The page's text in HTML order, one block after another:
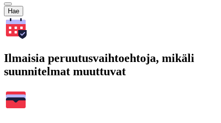
Hae
Ilmaisia peruutusvaihtoehtoja, mikäli
suunnitelmat muuttuvat